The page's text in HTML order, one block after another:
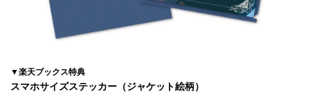
▼楽天ブックス特典
スマホサイズステッカー（ジャケット絵柄）